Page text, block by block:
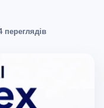
переглядів